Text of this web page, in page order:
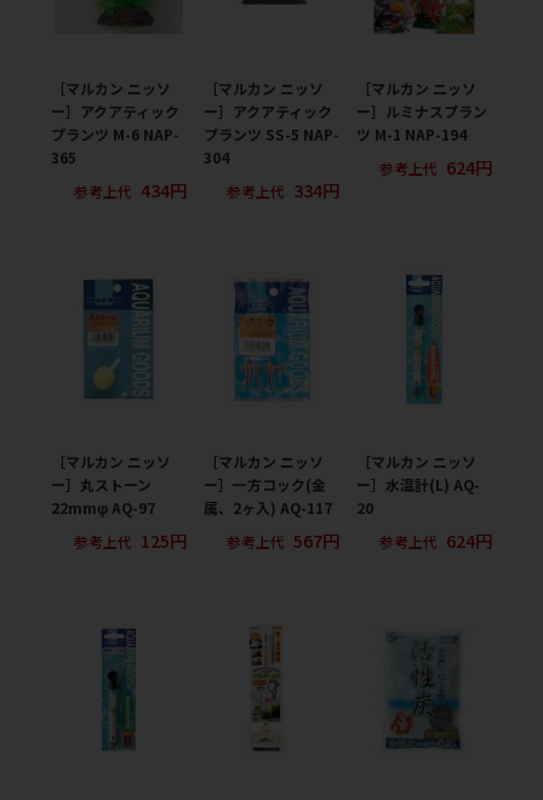
［マルカン ニッソ
ー］アクアティック
プランツ M-6 NAP-
365
参考上代 434円
［マルカン ニッソ
ー］アクアティック
プランツ SS-5 NAP-
304
参考上代 334円
［マルカン ニッソ
ー］ルミナスプラン
ツ M-1 NAP-194
参考上代 624円
［マルカン ニッソ
ー］丸ストーン
22mmφ AQ-97
参考上代 125円
［マルカン ニッソ
ー］一方コック(金
属、2ヶ入) AQ-117
参考上代 567円
［マルカン ニッソ
ー］水温計(L) AQ-
20
参考上代 624円